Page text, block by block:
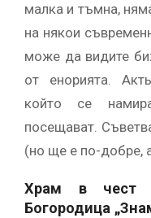
малка и тъмна,
на някои
може да видите
от енорията.
който се
посещават.
(но ще е по-добре,
Храм в чест
Богородица